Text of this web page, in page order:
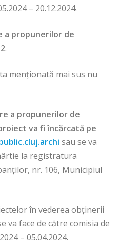
– 20.12.2024.
a propunerilor de
.
menţionată mai sus nu
a propunerilor de
va fi încărcată pe
sau se va
la registratura
nr. 106, Municipiul
în vederea obținerii
va face de către comisia de
– 05.04.2024.